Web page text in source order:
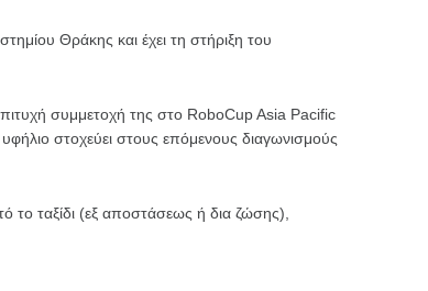
Θράκης και έχει τη στήριξη του
συμμετοχή της στο RoboCup Asia Pacific
στοχεύει στους επόμενους διαγωνισμούς
το ταξίδι (εξ αποστάσεως ή δια ζώσης),